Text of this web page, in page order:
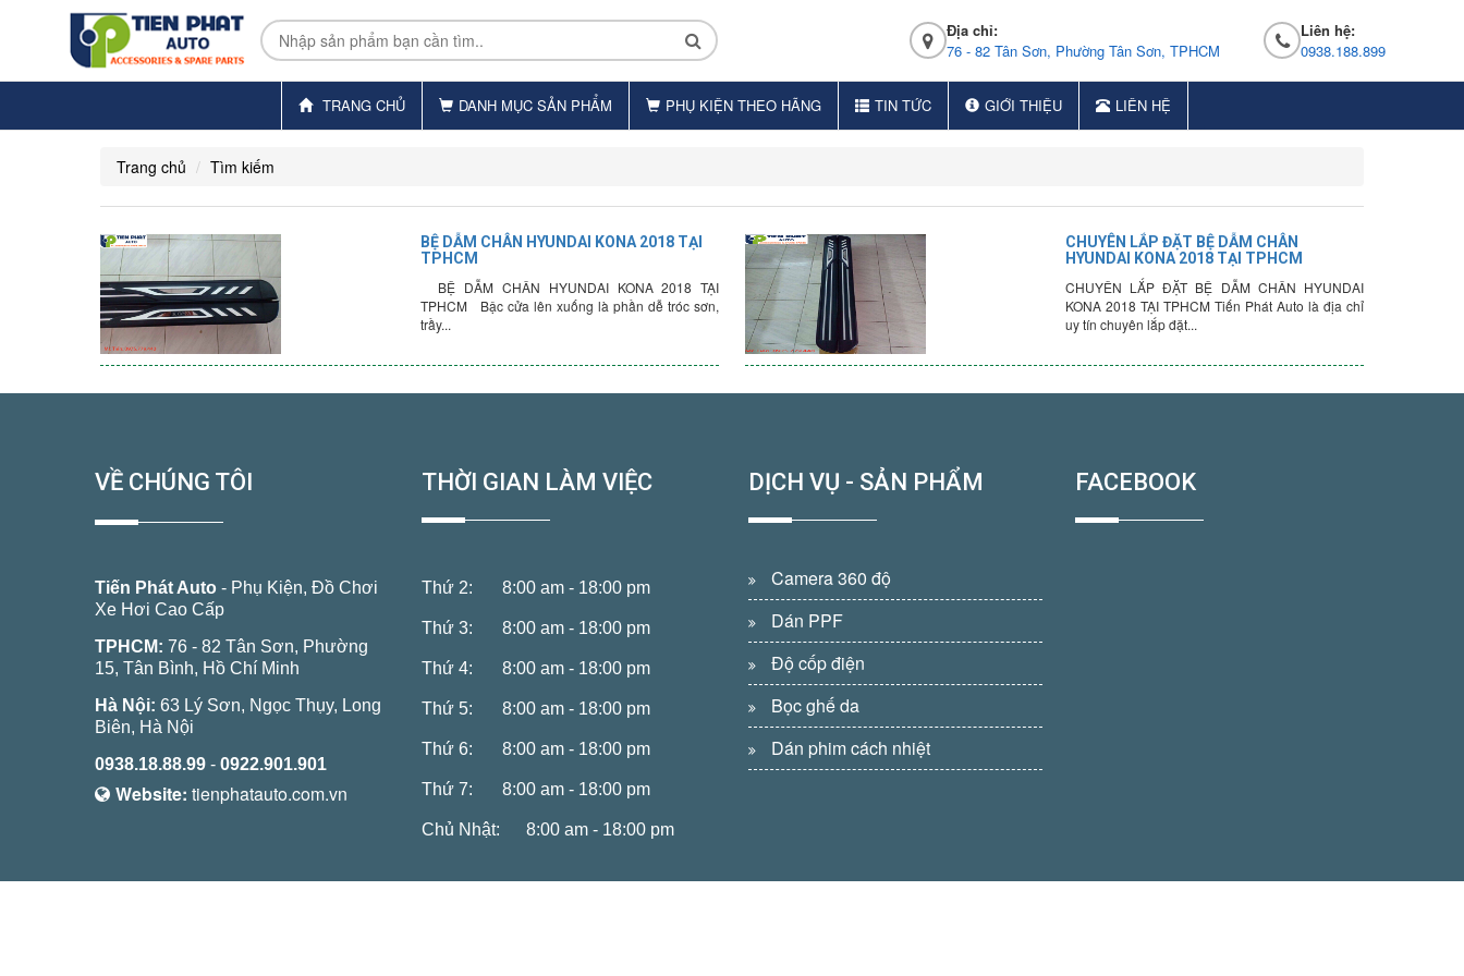
Địa chỉ:
76 - 82 Tân Sơn, Phường Tân Sơn, TPHCM
Liên hệ:
0938.188.899
TRANG CHỦ DANH MỤC SẢN PHẨM PHỤ KIỆN THEO HÃNG TIN TỨC GIỚI THIỆU LIÊN HỆ
Trang chủ Tìm kiếm
BỆ DẪM CHÂN HYUNDAI KONA 2018 TẠI
TPHCM
BỆ DẪM CHÂN HYUNDAI KONA 2018 TẠI
TPHCM Bậc cửa lên xuống là phần dễ tróc sơn,
trầy...
CHUYÊN LẮP ĐẶT BỆ DẪM CHÂN
HYUNDAI KONA 2018 TẠI TPHCM
CHUYÊN LẮP ĐẶT BỆ DẪM CHÂN HYUNDAI
KONA 2018 TẠI TPHCM Tiến Phát Auto là địa chỉ
uy tín chuyên lắp đặt...
VỀ CHÚNG TÔI
Tiến Phát Auto - Phụ Kiện, Đồ Chơi
Xe Hơi Cao Cấp
TPHCM: 76 - 82 Tân Sơn, Phường
15, Tân Bình, Hồ Chí Minh
Hà Nội: 63 Lý Sơn, Ngọc Thụy, Long
Biên, Hà Nội
0938.18.88.99 - 0922.901.901
Website: tienphatauto.com.vn
THỜI GIAN LÀM VIỆC
Thứ 2: 8:00 am - 18:00 pm
Thứ 3: 8:00 am - 18:00 pm
Thứ 4: 8:00 am - 18:00 pm
Thứ 5: 8:00 am - 18:00 pm
Thứ 6: 8:00 am - 18:00 pm
Thứ 7: 8:00 am - 18:00 pm
Chủ Nhật: 8:00 am - 18:00 pm
DỊCH VỤ - SẢN PHẨM
Camera 360 độ
Dán PPF
Độ cốp điện
Bọc ghế da
Dán phim cách nhiệt
FACEBOOK